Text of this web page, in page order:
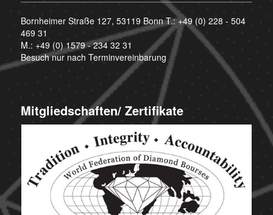
Bornheimer Straße 127, 53119 Bonn T.:+49 (0) 228 - 504
469 31
M.: +49 (0) 1579 - 234 32 31
Besuch nur nach Terminvereinbarung
Mitgliedschaften/ Zertifikate